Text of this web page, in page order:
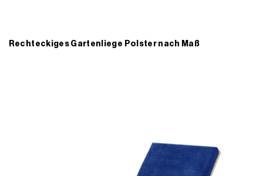
Rechteckiges Gartenliege Polster nach Maß